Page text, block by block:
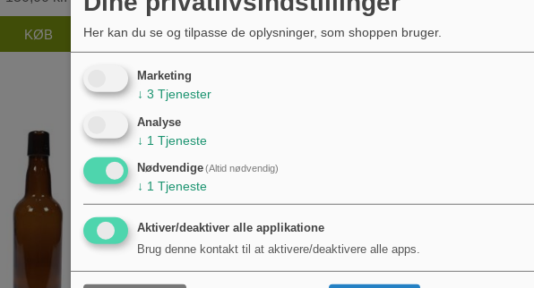
Her kan du se og tilpasse de oplysninger, som shoppen bruger.
Marketing
↓ 3 Tjenester
Analyse
↓ 1 Tjeneste
Nødvendige(Altid nødvendig)
↓ 1 Tjeneste
Aktiver/deaktiver alle applikatione
Brug denne kontakt til at aktivere/deaktivere alle apps.